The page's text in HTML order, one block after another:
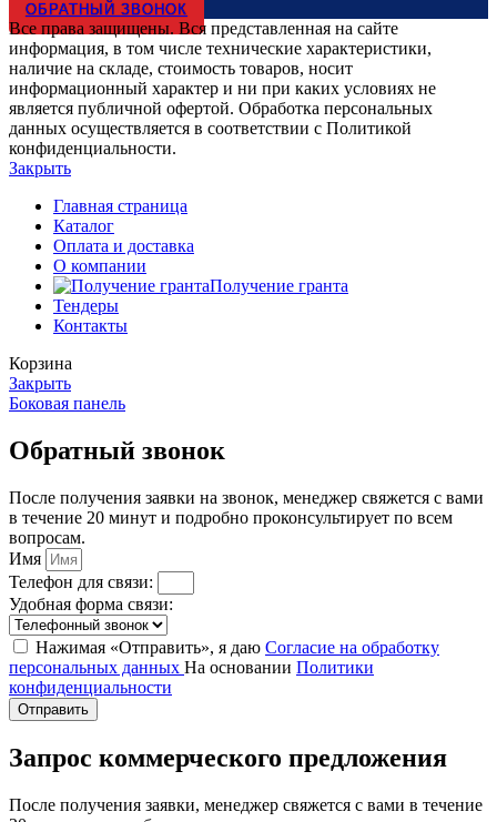
ОБРАТНЫЙ ЗВОНОК
Все права защищены. Вся представленная на сайте
информация, в том числе технические характеристики,
наличие на складе, стоимость товаров, носит
информационный характер и ни при каких условиях не
является публичной офертой. Обработка персональных
данных осуществляется в соответствии с Политикой
конфиденциальности.
Закрыть
Главная страница
Каталог
Оплата и доставка
О компании
Получение гранта
Тендеры
Контакты
Корзина
Закрыть
Боковая панель
Обратный звонок
После получения заявки на звонок, менеджер свяжется с вами
в течение 20 минут и подробно проконсультирует по всем
вопросам.
Имя
Телефон для связи:
Удобная форма связи:
Нажимая «Отправить», я даю Согласие на обработку
персональных данных На основании Политики
конфиденциальности
Отправить
Запрос коммерческого предложения
После получения заявки, менеджер свяжется с вами в течение